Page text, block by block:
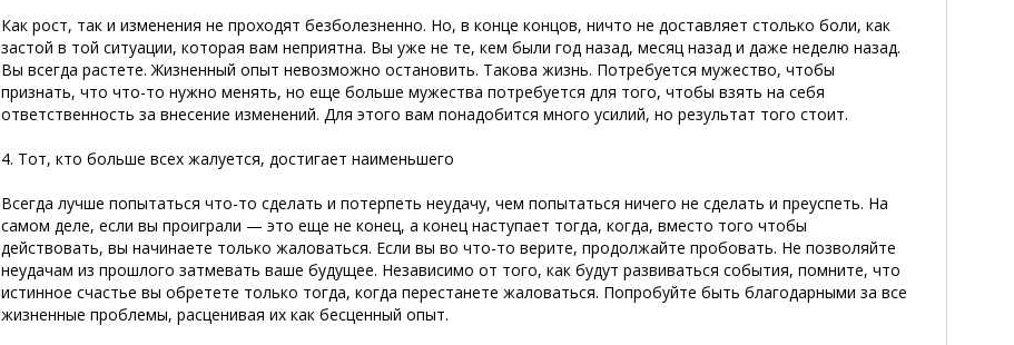
Как рост, так и изменения не проходят безболезненно. Но, в конце концов, ничто не доставляет столько боли, как
застой в той ситуации, которая вам неприятна. Вы уже не те, кем были год назад, месяц назад и даже неделю назад.
Вы всегда растете. Жизненный опыт невозможно остановить. Такова жизнь. Потребуется мужество, чтобы
признать, что что-то нужно менять, но еще больше мужества потребуется для того, чтобы взять на себя
ответственность за внесение изменений. Для этого вам понадобится много усилий, но результат того стоит.
4. Тот, кто больше всех жалуется, достигает наименьшего
Всегда лучше попытаться что-то сделать и потерпеть неудачу, чем попытаться ничего не сделать и преуспеть. На
самом деле, если вы проиграли — это еще не конец, а конец наступает тогда, когда, вместо того чтобы
действовать, вы начинаете только жаловаться. Если вы во что-то верите, продолжайте пробовать. Не позволяйте
неудачам из прошлого затмевать ваше будущее. Независимо от того, как будут развиваться события, помните, что
истинное счастье вы обретете только тогда, когда перестанете жаловаться. Попробуйте быть благодарными за все
жизненные проблемы, расценивая их как бесценный опыт.